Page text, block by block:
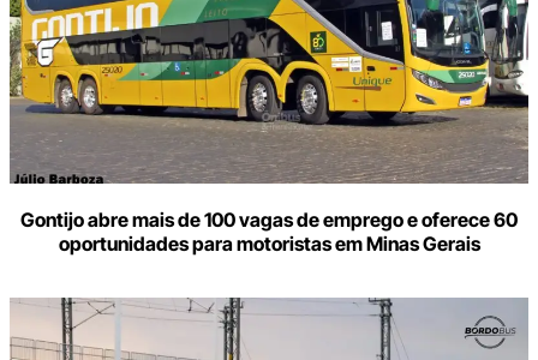
Gontijo abre mais de 100 vagas de emprego e oferece 60
oportunidades para motoristas em Minas Gerais